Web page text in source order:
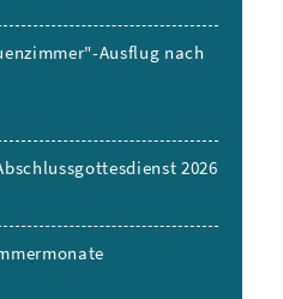
Ausflug nach
2026